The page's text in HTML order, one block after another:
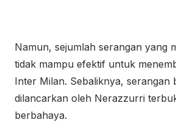
Namun, sejumlah serangan yang
tidak mampu efektif untuk
Inter Milan. Sebaliknya, serangan
dilancarkan oleh Nerazzurri
berbahaya.